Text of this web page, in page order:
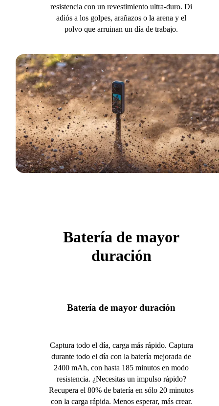
resistencia con un revestimiento ultra-duro. Di
adiós a los golpes, arañazos o la arena y el
polvo que arruinan un día de trabajo.
Batería de mayor
duración
Batería de mayor duración
Captura todo el día, carga más rápido. Captura
durante todo el día con la batería mejorada de
2400 mAh, con hasta 185 minutos en modo
resistencia. ¿Necesitas un impulso rápido?
Recupera el 80% de batería en sólo 20 minutos
con la carga rápida. Menos esperar, más crear.